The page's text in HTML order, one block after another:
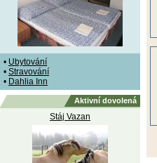
• Ubytování
• Stravování
• Dahlia Inn
Aktivní dovolená
Stáj Vazan